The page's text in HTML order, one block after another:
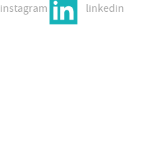
instagram linkedin